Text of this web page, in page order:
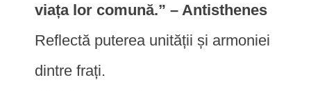
viața lor comună.” – Antisthenes
Reflectă puterea unității și armoniei
dintre frați.